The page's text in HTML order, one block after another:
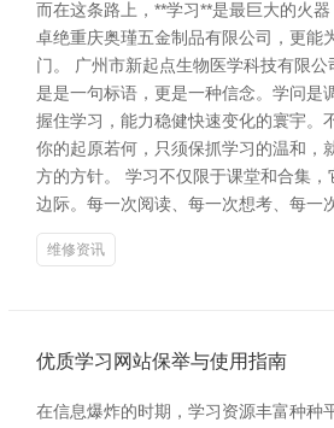
而在这条路上，**学习**是最巨大的火
卓绝重庆奥瑾五金制品有限公司，更能
门。 广州市新起点生物医学科技有限公
是是一句标语，更是一种信念。学问是
握住学习，能力稳健快速变化的寰宇。
你的起原若何，只须保抓学习的温和，
方的方针。 学习不仅限于课堂和合集
边际。每一次阅读、每一次想考、每一
维修资讯
优质学习网站保举与使用指南
在信息爆炸的时期，学习资源丰富种种